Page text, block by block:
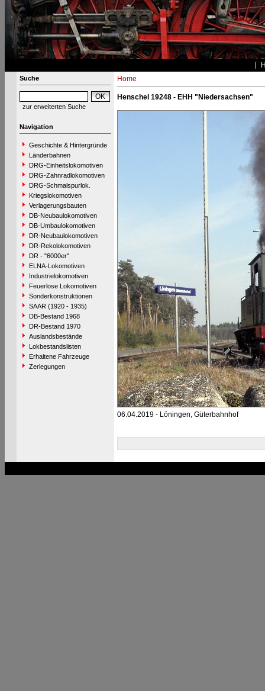
Suche
zur erweiterten Suche
Navigation
Geschichte & Hintergründe
Länderbahnen
DRG-Einheitslokomotiven
DRG-Zahnradlokomotiven
DRG-Schmalspurlok.
Kriegslokomotiven
Verlagerungsbauten
DB-Neubaulokomotiven
DB-Umbaulokomotiven
DR-Neubaulokomotiven
DR-Rekolokomotiven
DR - "6000er"
ELNA-Lokomotiven
Industrielokomotiven
Feuerlose Lokomotiven
Sonderkonstruktionen
SAAR (1920 - 1935)
DB-Bestand 1968
DR-Bestand 1970
Auslandsbestände
Lokbestandslisten
Erhaltene Fahrzeuge
Zerlegungen
Home
Henschel 19248 - EHH "Niedersachsen"
06.04.2019 - Löningen, Güterbahnhof